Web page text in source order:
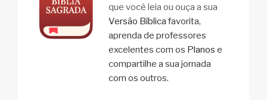
que você leia ou ouça a sua
Versão Bíblica favorita,
aprenda de professores
excelentes com os Planos e
compartilhe a sua jornada
com os outros.